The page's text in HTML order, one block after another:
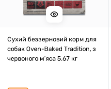
Сухий беззерновий корм для
собак Oven-Baked Tradition, з
червоного м’яса 5,67 кг